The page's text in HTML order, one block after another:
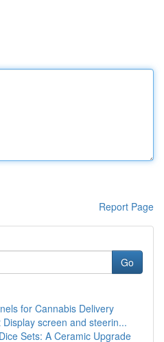
Report Page
Go
for Cannabis Delivery
screen and steerin...
Sets: A Ceramic Upgrade